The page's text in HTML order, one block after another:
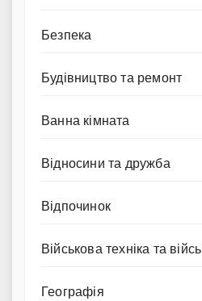
Безпека
Будівництво та ремонт
Ванна кімната
Відносини та дружба
Відпочинок
Військова техніка та
Географія